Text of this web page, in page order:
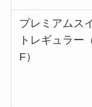
プレミアムス
トレギュラー
F）